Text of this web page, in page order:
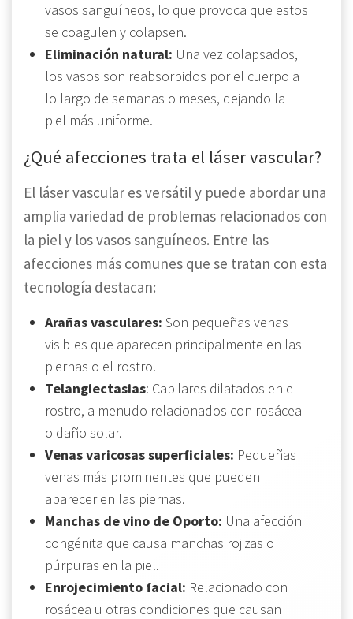
vasos sanguíneos, lo que provoca que estos
se coagulen y colapsen.
Eliminación natural: Una vez colapsados,
los vasos son reabsorbidos por el cuerpo a
lo largo de semanas o meses, dejando la
piel más uniforme.
¿Qué afecciones trata el láser vascular?
El láser vascular es versátil y puede abordar una
amplia variedad de problemas relacionados con
la piel y los vasos sanguíneos. Entre las
afecciones más comunes que se tratan con esta
tecnología destacan:
Arañas vasculares: Son pequeñas venas
visibles que aparecen principalmente en las
piernas o el rostro.
Telangiectasias: Capilares dilatados en el
rostro, a menudo relacionados con rosácea
o daño solar.
Venas varicosas superficiales: Pequeñas
venas más prominentes que pueden
aparecer en las piernas.
Manchas de vino de Oporto: Una afección
congénita que causa manchas rojizas o
púrpuras en la piel.
Enrojecimiento facial: Relacionado con
rosácea u otras condiciones que causan